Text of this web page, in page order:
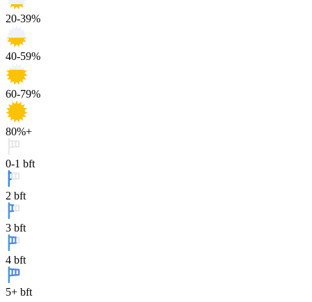
20-39%
40-59%
60-79%
80%+
0-1 bft
2 bft
3 bft
4 bft
5+ bft